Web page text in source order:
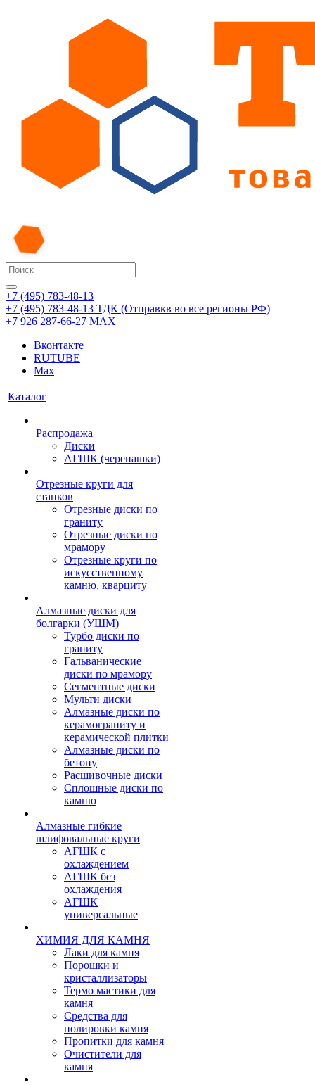
+7 (495) 783-48-13
+7 (495) 783-48-13 ТДК (Отправкв во все регионы РФ)
+7 926 287-66-27 МАХ
Вконтакте
RUTUBE
Max
Каталог
Распродажа
Диски
АГШК (черепашки)
Отрезные круги для
станков
Отрезные диски по
граниту
Отрезные диски по
мрамору
Отрезные круги по
искусственному
камню, кварциту
Алмазные диски для
болгарки (УШМ)
Турбо диски по
граниту
Гальванические
диски по мрамору
Сегментные диски
Мульти диски
Алмазные диски по
керамограниту и
керамической плитки
Алмазные диски по
бетону
Расшивочные диски
Сплошные диски по
камню
Алмазные гибкие
шлифовальные круги
АГШК с
охлаждением
АГШК без
охлаждения
АГШК
универсальные
ХИМИЯ ДЛЯ КАМНЯ
Лаки для камня
Порошки и
кристаллизаторы
Термо мастики для
камня
Средства для
полировки камня
Пропитки для камня
Очистители для
камня